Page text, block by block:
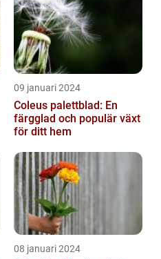
09 januari 2024
Coleus palettblad: En
färgglad och populär växt
för ditt hem
08 januari 2024